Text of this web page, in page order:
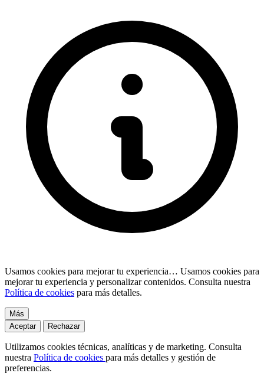
Usamos cookies para mejorar tu experiencia… Usamos cookies para
mejorar tu experiencia y personalizar contenidos. Consulta nuestra
Política de cookies para más detalles.
Más
Aceptar
Rechazar
Utilizamos cookies técnicas, analíticas y de marketing. Consulta
nuestra Política de cookies para más detalles y gestión de
preferencias.